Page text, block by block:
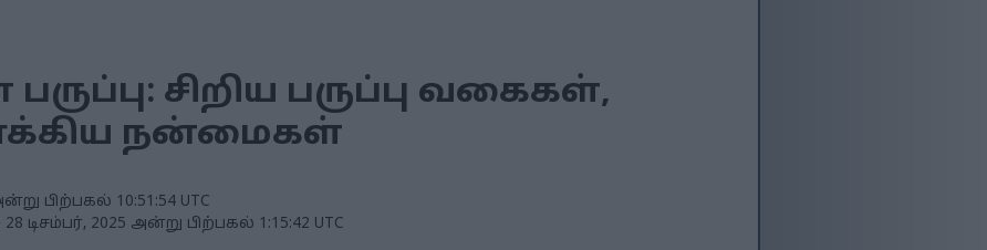
சிறிய பருப்பு வகைகள்,
நன்மைகள்
பிற்பகல் 10:51:54 UTC
டிசம்பர், 2025 அன்று பிற்பகல் 1:15:42 UTC